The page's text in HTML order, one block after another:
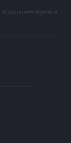
di strumenti digitali e